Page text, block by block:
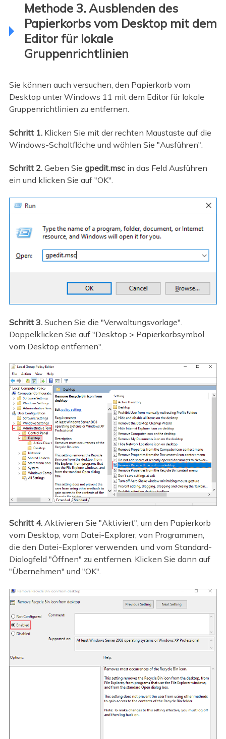
Methode 3. Ausblenden des
Papierkorbs vom Desktop mit dem
Editor für lokale
Gruppenrichtlinien
Sie können auch versuchen, den Papierkorb vom
Desktop unter Windows 11 mit dem Editor für lokale
Gruppenrichtlinien zu entfernen.
Schritt 1. Klicken Sie mit der rechten Maustaste auf die
Windows-Schaltfläche und wählen Sie "Ausführen".
Schritt 2. Geben Sie gpedit.msc in das Feld Ausführen
ein und klicken Sie auf "OK".
Schritt 3. Suchen Sie die "Verwaltungsvorlage".
Doppelklicken Sie auf "Desktop > Papierkorbsymbol
vom Desktop entfernen".
Schritt 4. Aktivieren Sie "Aktiviert", um den Papierkorb
vom Desktop, vom Datei-Explorer, von Programmen,
die den Datei-Explorer verwenden, und vom Standard-
Dialogfeld "Öffnen" zu entfernen. Klicken Sie dann auf
"Übernehmen" und "OK".